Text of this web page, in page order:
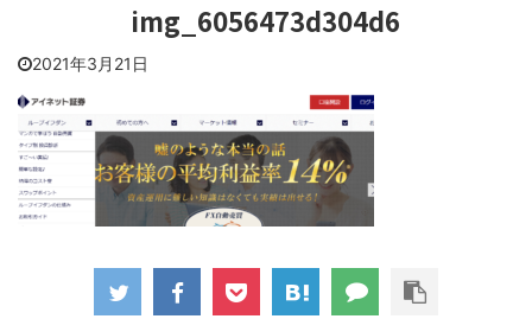
img_6056473d304d6
2021年3月21日